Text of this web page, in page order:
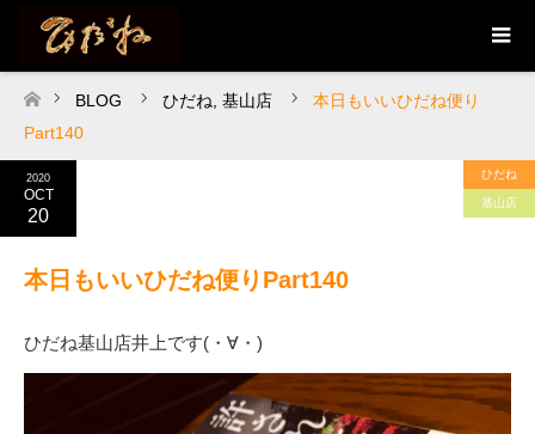
ホーム
BLOG ひだね 基山店
本日もいいひだね便り
Part140
2020
OCT
20
ひだね
基山店
本日もいいひだね便りPart140
ひだね基山店井上です(・∀・)